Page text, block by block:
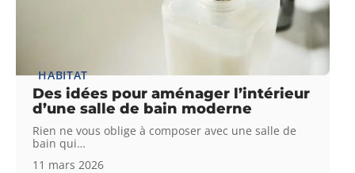
HABITAT
Des idées pour aménager l’intérieur
d’une salle de bain moderne
Rien ne vous oblige à composer avec une salle de
bain qui…
11 mars 2026